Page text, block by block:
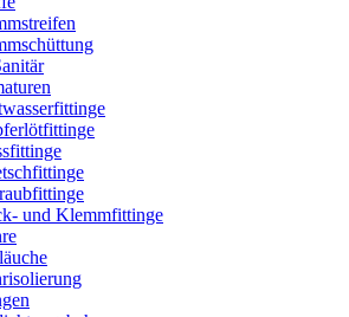
und Klemmfittinge